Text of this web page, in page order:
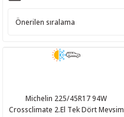
Michelin 225/45R17 94W
Crossclimate 2.El Tek Dört Mevsim